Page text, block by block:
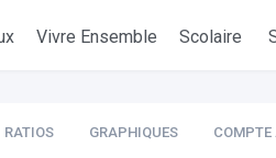
Vivre Ensemble Scolaire
RATIOS GRAPHIQUES